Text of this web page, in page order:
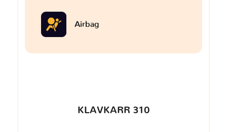
Airbag
KLAVKARR 310